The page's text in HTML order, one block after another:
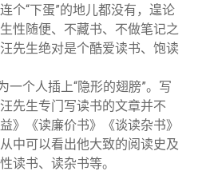
个“下蛋”的地儿都没有，遑论
性随便、不藏书、不做笔记之
先生绝对是个酷爱读书、饱读
一个人插上“隐形的翅膀”。写
先生专门写读书的文章并不
》《读廉价书》《谈读杂书》
中可以看出他大致的阅读史及
读书、读杂书等。